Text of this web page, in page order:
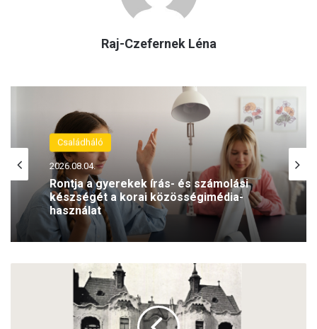
Raj-Czefernek Léna
Családháló
2026.08.04.
Rontja a gyerekek írás- és számolási
készségét a korai közösségimédia-
használat